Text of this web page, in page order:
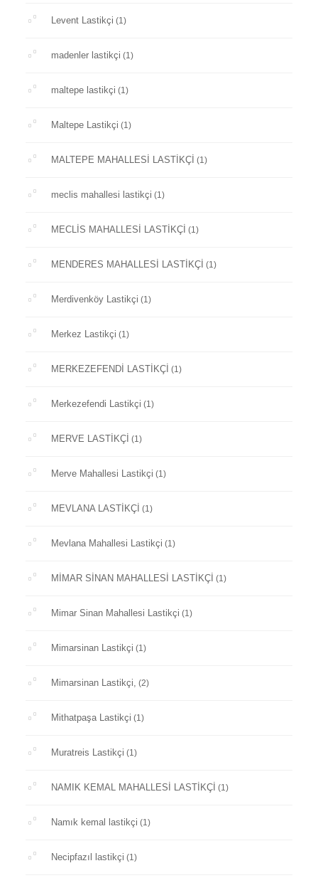
Levent Lastikçi (1)
madenler lastikçi (1)
maltepe lastikçi (1)
Maltepe Lastikçi (1)
MALTEPE MAHALLESİ LASTİKÇİ (1)
meclis mahallesi lastikçi (1)
MECLİS MAHALLESİ LASTİKÇİ (1)
MENDERES MAHALLESİ LASTİKÇİ (1)
Merdivenköy Lastikçi (1)
Merkez Lastikçi (1)
MERKEZEFENDİ LASTİKÇİ (1)
Merkezefendi Lastikçi (1)
MERVE LASTİKÇİ (1)
Merve Mahallesi Lastikçi (1)
MEVLANA LASTİKÇİ (1)
Mevlana Mahallesi Lastikçi (1)
MİMAR SİNAN MAHALLESİ LASTİKÇİ (1)
Mimar Sinan Mahallesi Lastikçi (1)
Mimarsinan Lastikçi (1)
Mimarsinan Lastikçi, (2)
Mithatpaşa Lastikçi (1)
Muratreis Lastikçi (1)
NAMIK KEMAL MAHALLESİ LASTİKÇİ (1)
Namık kemal lastikçi (1)
Necipfazıl lastikçi (1)